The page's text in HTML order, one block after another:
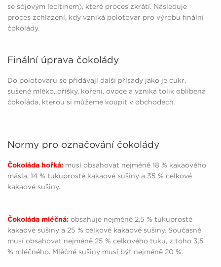
se sójovým lecitinem), které proces zkrátí. Následuje
proces zchlazení, kdy vzniká polotovar pro výrobu finální
čokolády.
Finální úprava čokolády
Do polotovaru se přidávají další přísady jako je cukr,
sušené mléko, oříšky, koření, ovoce a vzniká tolik oblíbená
čokoláda, kterou si můžeme koupit v obchodech.
Normy pro označování čokolády
Čokoláda hořká: musí obsahovat nejméně 18 % kakaového
másla, 14 % tukuprosté kakaové sušiny a 35 % celkové
kakaové sušiny.
Čokoláda mléčná: obsahuje nejméně 2,5 % tukuprosté
kakaové sušiny a 25 % celkové kakaové sušiny. Současně
musí obsahovat nejméně 25 % celkového tuku, z toho 3,5
% mléčného. Mléčné sušiny musí být nejméně 20 %.